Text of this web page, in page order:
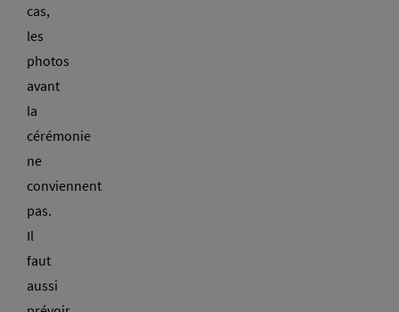
cas,
les
photos
avant
la
cérémonie
ne
conviennent
pas.
Il
faut
aussi